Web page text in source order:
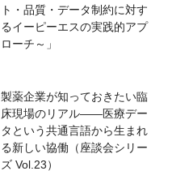
ト・品質・データ制約に対す
るイーピーエスの実践的アプ
ローチ～」
製薬企業が知っておきたい臨
床現場のリアル――医療デー
タという共通言語から生まれ
る新しい協働（座談会シリー
ズ Vol.23）